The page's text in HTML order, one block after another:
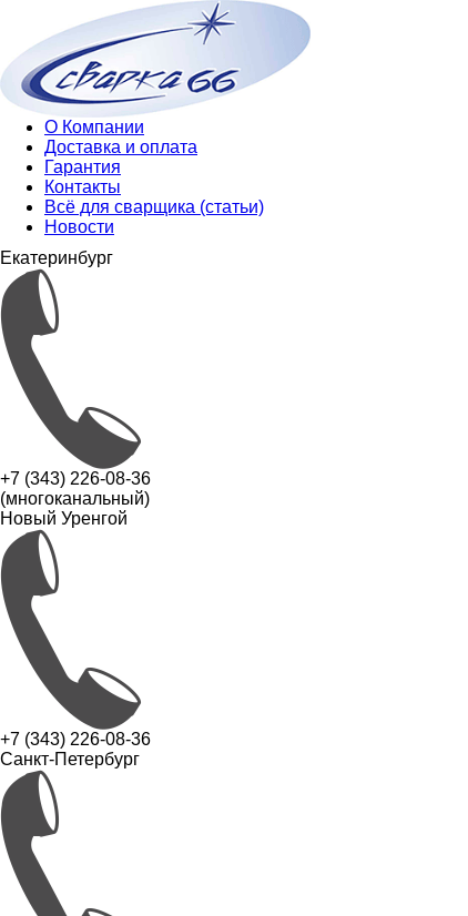
О Компании
Доставка и оплата
Гарантия
Контакты
Всё для сварщика (статьи)
Новости
Екатеринбург
+7 (343) 226-08-36
(многоканальный)
Новый Уренгой
+7 (343) 226-08-36
Санкт-Петербург